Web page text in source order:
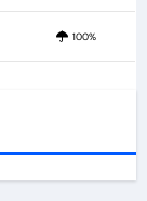
100%